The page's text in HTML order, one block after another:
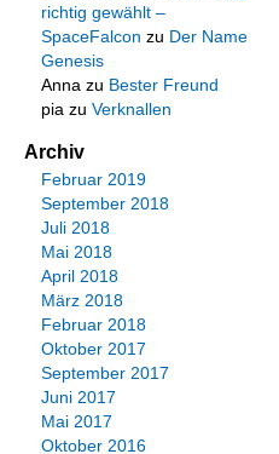
richtig gewählt –
SpaceFalcon zu Der Name
Genesis
Annazu Bester Freund
piazu Verknallen
Archiv
Februar 2019
September 2018
Juli 2018
Mai 2018
April 2018
März 2018
Februar 2018
Oktober 2017
September 2017
Juni 2017
Mai 2017
Oktober 2016